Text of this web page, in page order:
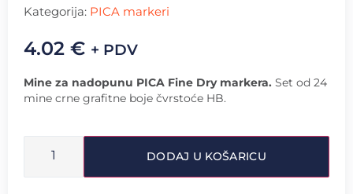
Kategorija: PICA markeri
4.02 € + PDV
Mine za nadopunu PICA Fine Dry markera. Set od 24
mine crne grafitne boje čvrstoće HB.
DODAJ U KOŠARICU